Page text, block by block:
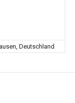
Deutschland